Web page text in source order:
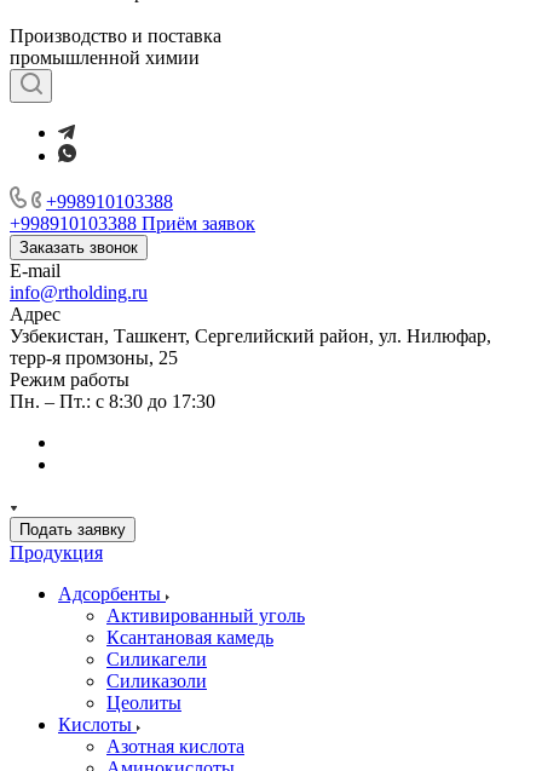
Производство и поставка
промышленной химии
+998910103388
+998910103388 Приём заявок
Заказать звонок
E-mail
info@rtholding.ru
Адрес
Узбекистан, Ташкент, Сергелийский район, ул. Нилюфар,
терр-я промзоны, 25
Режим работы
Пн. – Пт.: с 8:30 до 17:30
Подать заявку
Продукция
Адсорбенты
Активированный уголь
Ксантановая камедь
Силикагели
Силиказоли
Цеолиты
Кислоты
Азотная кислота